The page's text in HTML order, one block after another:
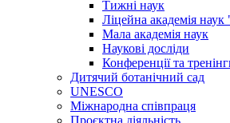
Тижні наук
Ліцейна академія наук
Мала академія наук
Наукові досліди
Конференції та
Дитячий ботанічний сад
UNESCO
Міжнародна співпраця